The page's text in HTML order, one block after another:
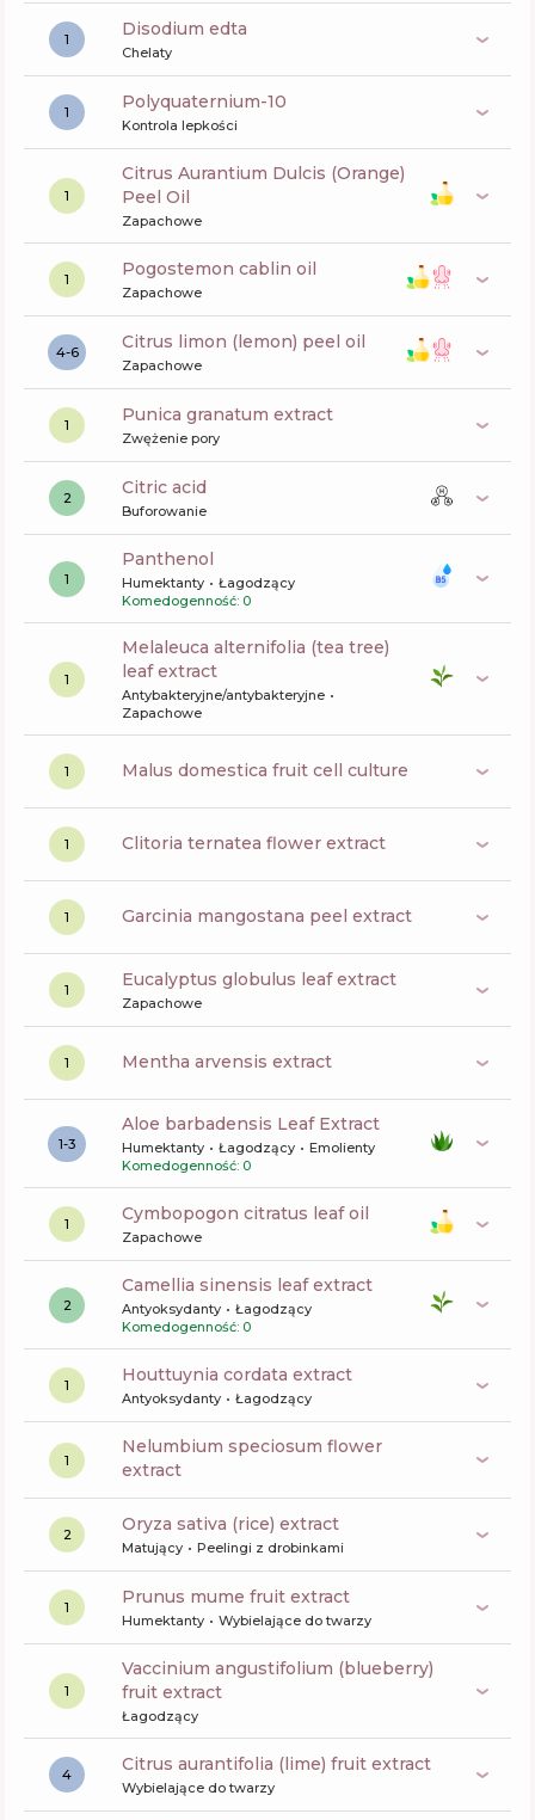
1 disodium edta
Chelaty
1 polyquaternium-10
Kontrola lepkości
1
Citrus Aurantium Dulcis (Orange)
Peel Oil
Zapachowe
1 pogostemon cablin oil
Zapachowe
4-6 citrus limon (lemon) peel oil
Zapachowe
1 punica granatum extract
Zwężenie pory
2 citric acid
Buforowanie
1
panthenol
Humektanty
Łagodzący
Komedogenność: 0
1
melaleuca alternifolia (tea tree)
leaf extract
Antybakteryjne/antybakteryjne
Zapachowe
1 malus domestica fruit cell culture
1 clitoria ternatea flower extract
1 garcinia mangostana peel extract
1 eucalyptus globulus leaf extract
Zapachowe
1 mentha arvensis extract
1-3
aloe barbadensis Leaf Extract
Humektanty Łagodzący
Emolienty
Komedogenność: 0
1 cymbopogon citratus leaf oil
Zapachowe
2
camellia sinensis leaf extract
Antyoksydanty
Łagodzący
Komedogenność: 0
1 houttuynia cordata extract
Antyoksydanty Łagodzący
1
nelumbium speciosum flower
extract
2 oryza sativa (rice) extract
Matujący Peelingi z drobinkami
1 prunus mume fruit extract
Humektanty Wybielające do twarzy
1
vaccinium angustifolium (blueberry)
fruit extract
Łagodzący
4 citrus aurantifolia (lime) fruit extract
Wybielające do twarzy